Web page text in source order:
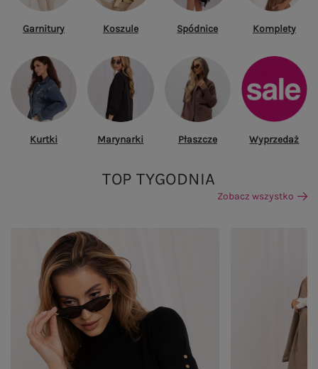
Garnitury Koszule Spódnice Komplety
Kurtki Marynarki Płaszcze Wyprzedaż
TOP TYGODNIA
Zobacz wszystko